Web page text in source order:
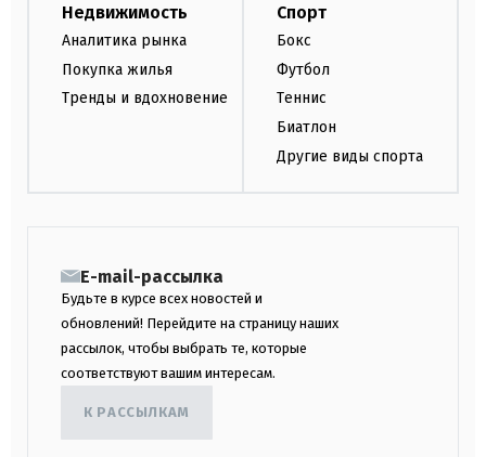
Недвижимость
Аналитика рынка
Покупка жилья
Тренды и вдохновение
Спорт
Бокс
Футбол
Теннис
Биатлон
Другие виды спорта
E-mail-рассылка
Будьте в курсе всех новостей и
обновлений! Перейдите на страницу наших
рассылок, чтобы выбрать те, которые
соответствуют вашим интересам.
К РАССЫЛКАМ